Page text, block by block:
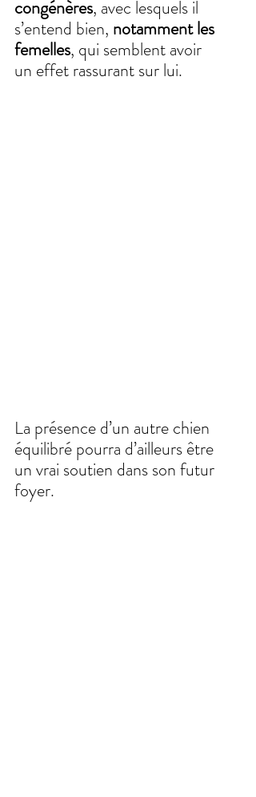
congénères, avec lesquels il
s’entend bien, notamment les
femelles, qui semblent avoir
un effet rassurant sur lui.
La présence d’un autre chien
équilibré pourra d’ailleurs être
un vrai soutien dans son futur
foyer.